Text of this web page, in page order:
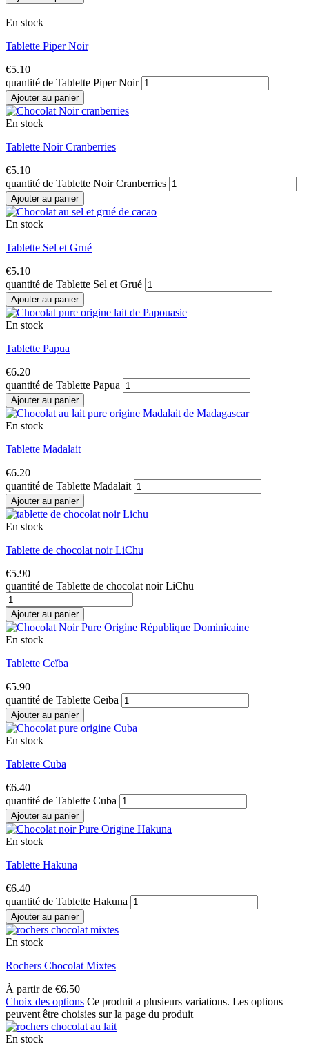
En stock
Tablette Piper Noir
€5.10
quantité de Tablette Piper Noir
Ajouter au panier
En stock
Tablette Noir Cranberries
€5.10
quantité de Tablette Noir Cranberries
Ajouter au panier
En stock
Tablette Sel et Grué
€5.10
quantité de Tablette Sel et Grué
Ajouter au panier
En stock
Tablette Papua
€6.20
quantité de Tablette Papua
Ajouter au panier
En stock
Tablette Madalait
€6.20
quantité de Tablette Madalait
Ajouter au panier
En stock
Tablette de chocolat noir LiChu
€5.90
quantité de Tablette de chocolat noir LiChu
Ajouter au panier
En stock
Tablette Ceïba
€5.90
quantité de Tablette Ceïba
Ajouter au panier
En stock
Tablette Cuba
€6.40
quantité de Tablette Cuba
Ajouter au panier
En stock
Tablette Hakuna
€6.40
quantité de Tablette Hakuna
Ajouter au panier
En stock
Rochers Chocolat Mixtes
À partir de €6.50
Choix des options Ce produit a plusieurs variations. Les options
peuvent être choisies sur la page du produit
En stock